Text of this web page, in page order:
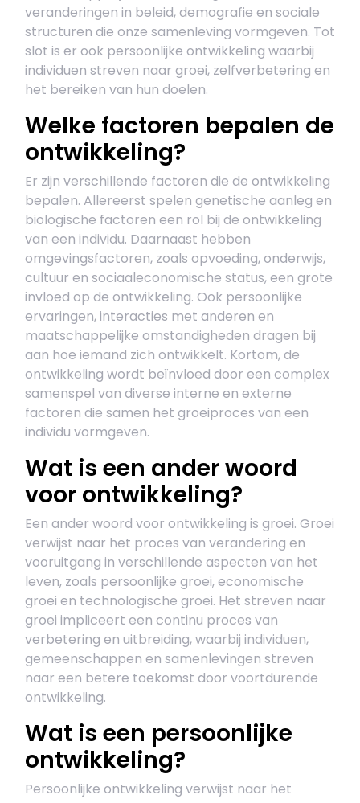
veranderingen in beleid, demografie en sociale
structuren die onze samenleving vormgeven. Tot
slot is er ook persoonlijke ontwikkeling waarbij
individuen streven naar groei, zelfverbetering en
het bereiken van hun doelen.
Welke factoren bepalen de
ontwikkeling?
Er zijn verschillende factoren die de ontwikkeling
bepalen. Allereerst spelen genetische aanleg en
biologische factoren een rol bij de ontwikkeling
van een individu. Daarnaast hebben
omgevingsfactoren, zoals opvoeding, onderwijs,
cultuur en sociaaleconomische status, een grote
invloed op de ontwikkeling. Ook persoonlijke
ervaringen, interacties met anderen en
maatschappelijke omstandigheden dragen bij
aan hoe iemand zich ontwikkelt. Kortom, de
ontwikkeling wordt beïnvloed door een complex
samenspel van diverse interne en externe
factoren die samen het groeiproces van een
individu vormgeven.
Wat is een ander woord
voor ontwikkeling?
Een ander woord voor ontwikkeling is groei. Groei
verwijst naar het proces van verandering en
vooruitgang in verschillende aspecten van het
leven, zoals persoonlijke groei, economische
groei en technologische groei. Het streven naar
groei impliceert een continu proces van
verbetering en uitbreiding, waarbij individuen,
gemeenschappen en samenlevingen streven
naar een betere toekomst door voortdurende
ontwikkeling.
Wat is een persoonlijke
ontwikkeling?
Persoonlijke ontwikkeling verwijst naar het